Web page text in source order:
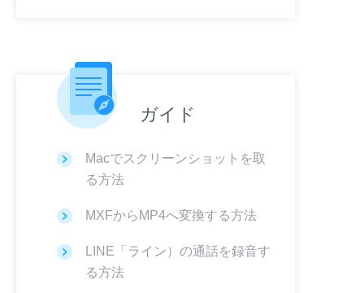
ガイド
Macでスクリーンショットを取
る方法
MXFからMP4へ変換する方法
LINE「ライン）の通話を録音す
る方法